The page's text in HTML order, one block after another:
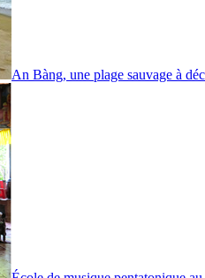
An Bàng, une plage sauvage à